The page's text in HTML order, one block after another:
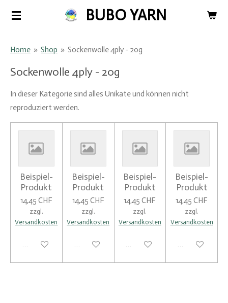
Zum
BUBO YARN
Home » Shop » Sockenwolle 4ply - 20g
Sockenwolle 4ply - 20g
In dieser Kategorie sind alles Unikate und können nicht
reproduziert werden.
Beispiel-
Produkt
14,45 CHF
zzgl.
Versandkosten
Deaktiviert
Beispiel-
Produkt
14,45 CHF
zzgl.
Versandkosten
Deaktiviert
Beispiel-
Produkt
14,45 CHF
zzgl.
Versandkosten
Deaktiviert
Beispiel-
Produkt
14,45 CHF
zzgl.
Versandkosten
Deaktiviert